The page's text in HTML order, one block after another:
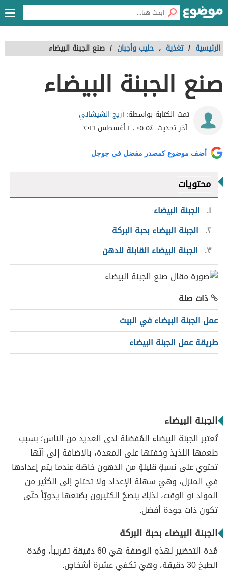
الرئيسية / تغذية ، حليب وأجبان / صنع الجبنة البيضاء
صنع الجبنة البيضاء
تمت الكتابة بواسطة:أريج الشيشاني
آخر تحديث:٠٥:٥٤ ، ١ أغسطس ٢٠١٦
أضف موضوع كمصدر مفضل في جوجل
محتويات
١
الجبنة البيضاء
٢ الجبنة البيضاء بحبة البركة
٣
الجبنة البيضاء القابلة للدهن
ذات صلة
عمل الجبنة البيضاء في البيت
طريقة عمل الجبنة البيضاء
الجبنة البيضاء
تُعتبر الجبنة البيضاء المُفضلة لدى العديد من الناس؛ بسبب
طعمها اللذيذ وخفتها على المعدة، بالإضافة إلى أنّها
تحتوي على نسبةٍ قليلةٍ من الدهون خاصّة عندما يتم إعدادها
في المنزل، وهيَ سهلة الإعداد ولا تحتاج إلى الكثير من
المواد أو الوقت، لذلِكَ ينصحُ الكثيرون بصُنعها يدويّاً حتّى
تكون ذات جودة أفضل.
الجبنة البيضاء بحبة البركة
مُدة التحضير لهذهِ الوصفة هيَ 60 دقيقة تقريباً، ومُدة
الطبخ 30 دقيقة، وهيَ تكفي عشرة أشخاصٍ.